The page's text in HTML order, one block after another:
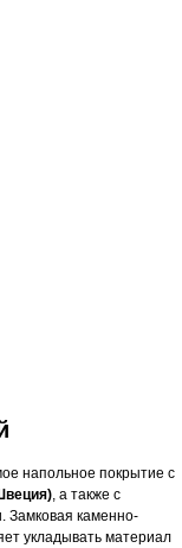
напольное покрытие с
, а также с
Замковая каменно-
укладывать материал